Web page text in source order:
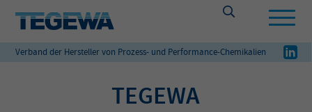
Verband der Hersteller von Prozess- und Performance-Chemikalien
TEGEWA